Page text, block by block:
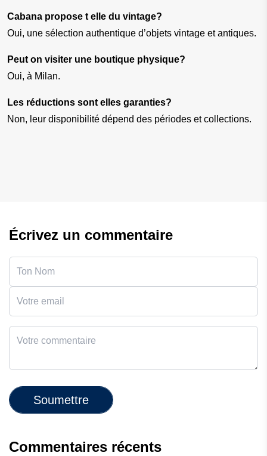
Cabana propose t elle du vintage?
Oui, une sélection authentique d’objets vintage et antiques.
Peut on visiter une boutique physique?
Oui, à Milan.
Les réductions sont elles garanties?
Non, leur disponibilité dépend des périodes et collections.
Écrivez un commentaire
Soumettre
Commentaires récents